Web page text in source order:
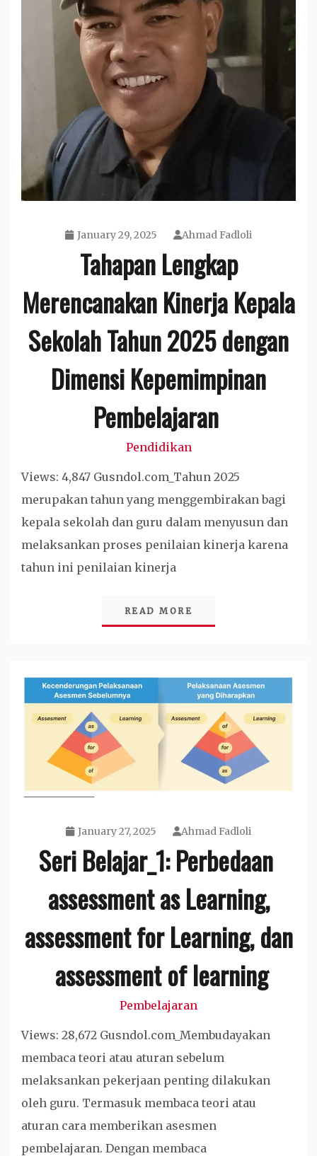
January 29, 2025 Ahmad Fadloli
Tahapan Lengkap
Merencanakan Kinerja Kepala
Sekolah Tahun 2025 dengan
Dimensi Kepemimpinan
Pembelajaran
Pendidikan
Views: 4,847 Gusndol.com_Tahun 2025
merupakan tahun yang menggembirakan bagi
kepala sekolah dan guru dalam menyusun dan
melaksankan proses penilaian kinerja karena
tahun ini penilaian kinerja
READ MORE
January 27, 2025 Ahmad Fadloli
Seri Belajar_1: Perbedaan
assessment as Learning,
assessment for Learning, dan
assessment of learning
Pembelajaran
Views: 28,672 Gusndol.com_Membudayakan
membaca teori atau aturan sebelum
melaksankan pekerjaan penting dilakukan
oleh guru. Termasuk membaca teori atau
aturan cara memberikan asesmen
pembelajaran. Dengan membaca